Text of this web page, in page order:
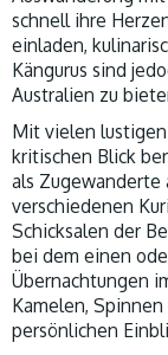
schnell ihre
einladen,
Kängurus sind
Australien zu
Mit vielen
kritischen Blick
als Zugewanderte
verschiedenen
Schicksalen der
bei dem einen
Übernachtungen
Kamelen,
persönlichen